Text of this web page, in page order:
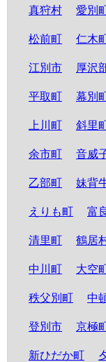
真狩村 愛別
松前町 仁木
江別市 厚沢
平取町 幕別
上川町 斜里
余市町 音威
乙部町 妹背
えりも町 富
清里町 鶴居
中川町 大空
秩父別町 中
登別市 京極
新ひだか町